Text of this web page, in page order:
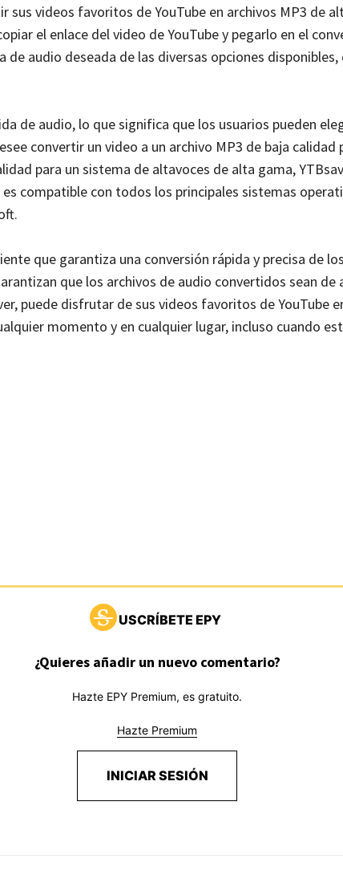
videos favoritos de YouTube en archivos MP3 de
el enlace del video de YouTube y pegarlo en el
de audio deseada de las diversas opciones disponibles,
de audio, lo que significa que los usuarios pueden
convertir un video a un archivo MP3 de baja calidad
para un sistema de altavoces de alta gama,
compatible con todos los principales sistemas
que garantiza una conversión rápida y precisa de
que los archivos de audio convertidos sean de
puede disfrutar de sus videos favoritos de YouTube
momento y en cualquier lugar, incluso cuando
USCRÍBETE EPY
¿Quieres añadir un nuevo comentario?
Hazte EPY Premium, es gratuito.
Hazte Premium
INICIAR SESIÓN